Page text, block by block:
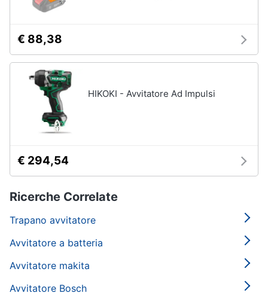
€ 88,38
HIKOKI - Avvitatore Ad Impulsi
€ 294,54
Ricerche Correlate
Trapano avvitatore
Avvitatore a batteria
Avvitatore makita
Avvitatore Bosch